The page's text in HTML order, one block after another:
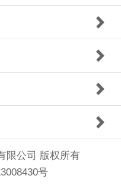
限公司 版权所有
号